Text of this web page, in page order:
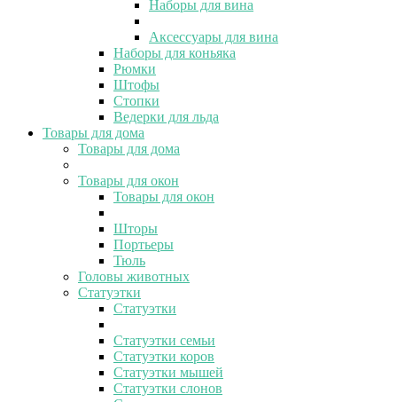
Наборы для вина
Аксессуары для вина
Наборы для коньяка
Рюмки
Штофы
Стопки
Ведерки для льда
Товары для дома
Товары для дома
Товары для окон
Товары для окон
Шторы
Портьеры
Тюль
Головы животных
Статуэтки
Статуэтки
Статуэтки семьи
Статуэтки коров
Статуэтки мышей
Статуэтки слонов